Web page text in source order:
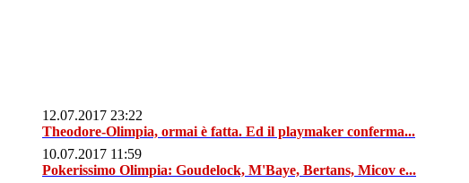
12.07.2017 23:22
Theodore-Olimpia, ormai è fatta. Ed il playmaker conferma...
10.07.2017 11:59
Pokerissimo Olimpia: Goudelock, M'Baye, Bertans, Micov e...